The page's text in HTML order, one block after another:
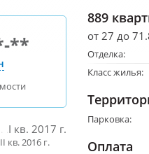
**
I кв. 2017 г.
кв. 2016 г.
889
от 27 до
Отделка:
Класс жилья:
Парковка:
Оплата